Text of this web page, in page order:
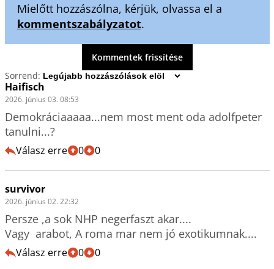
Mielőtt hozzászólna, kérjük, olvassa el a
kommentszabályzatot.
Kommentek frissítése
Sorrend:
Haifisch
2026. június 03. 08:53
Demokráciaaaaa...nem most ment oda adolfpeter
tanulni...?
Válasz erre 0 0
survivor
2026. június 02. 22:32
Persze ,a sok NHP negerfaszt akar....
Vagy  arabot, A roma mar nem jó exotikumnak....
Válasz erre 0 0